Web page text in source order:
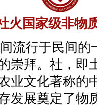
火国家级非物
流行于民间
崇拜。社，即
业文化著称的
发展奠定了物